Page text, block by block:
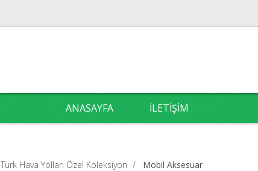
ANASAYFA İLETIŞIM
Türk Hava Yolları Özel Koleksiyon / Mobil Aksesuar